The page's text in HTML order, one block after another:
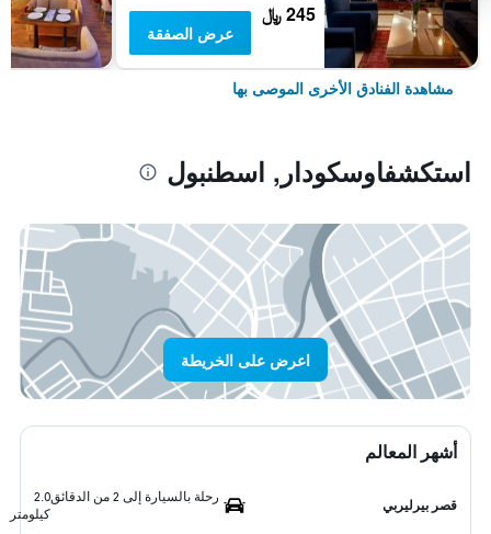
245 ﷼
عرض الصفقة
مشاهدة الفنادق الأخرى الموصى بها
استكشفاوسكودار, اسطنبول
اعرض على الخريطة
أشهر المعالم
قصر بيرليربي
رحلة بالسيارة إلى 2 من الدقائق
2.0
كيلومتر